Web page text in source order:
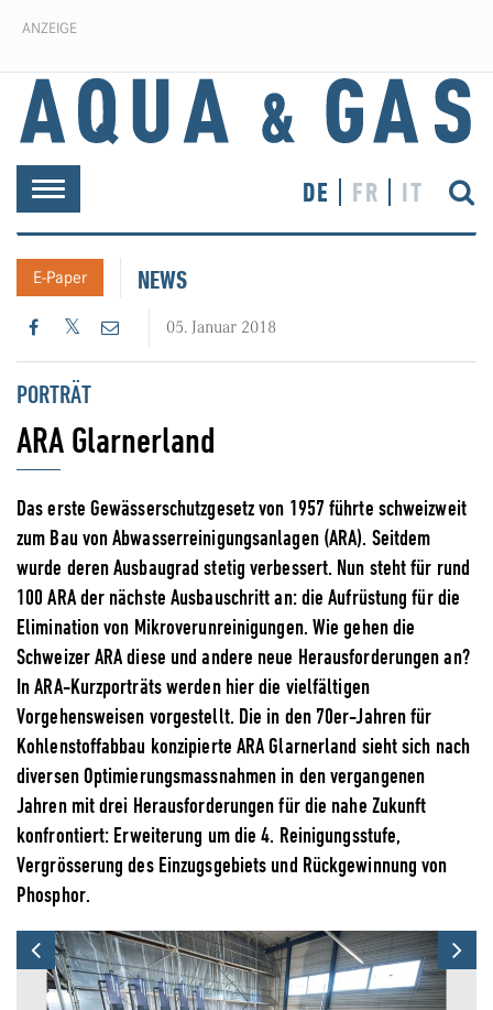
ANZEIGE
Toggle
navigation
DE FR IT
E-Paper NEWS
05. Januar 2018
PORTRÄT
ARA Glarnerland
Das erste Gewässerschutzgesetz von 1957 führte schweizweit
zum Bau von Abwasserreinigungsanlagen (ARA). Seitdem
wurde deren Ausbaugrad stetig verbessert. Nun steht für rund
100 ARA der nächste Ausbauschritt an: die Aufrüstung für die
Elimination von Mikroverunreinigungen. Wie gehen die
Schweizer ARA diese und andere neue Herausforderungen an?
In ARA-Kurzporträts werden hier die vielfältigen
Vorgehensweisen vorgestellt. Die in den 70er-Jahren für
Kohlenstoffabbau konzipierte ARA Glarnerland sieht sich nach
diversen Optimierungsmassnahmen in den vergangenen
Jahren mit drei Herausforderungen für die nahe Zukunft
konfrontiert: Erweiterung um die 4. Reinigungsstufe,
Vergrösserung des Einzugsgebiets und Rückgewinnung von
Phosphor.
Previous